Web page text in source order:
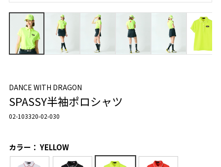
DANCE WITH DRAGON
SPASSY半袖ポロシャツ
02-103320-02-030
カラー： YELLOW